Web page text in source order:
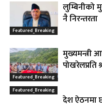
Featured_Breaking
लुम्बिनीको
नै निरन्तरता
Featured_Breaking
मुख्यमन्त्री
पोखरेलप्रति
Featured_Breaking
देश ऐठनमा